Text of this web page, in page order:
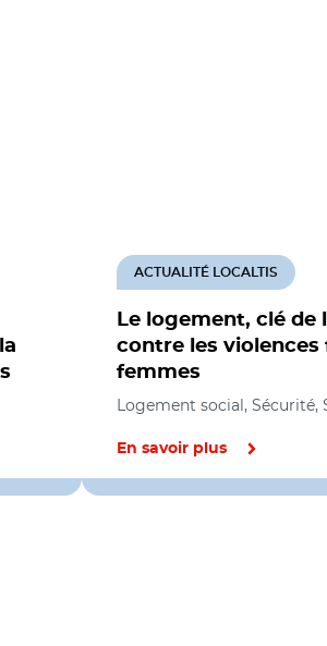
Le logement, clé de
contre les violences
femmes
ACTUALITÉ LOCALTIS
Logement social, Sécurité,
En savoir plus